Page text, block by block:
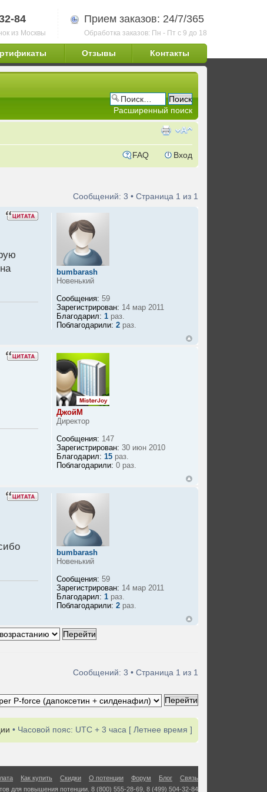
84
из Москвы
Прием заказов: 24/7/365
Обработка заказов: Пн - Пт с 9 до 18
Отзывы Контакты
Расширенный поиск
FAQ Вход
Сообщений: 3 • Страница 1 из 1
bumbarash
Новенький
Сообщения: 59
Зарегистрирован: 14 мар 2011
Благодарил: 1 раз.
Поблагодарили: 2 раз.
ДжойМ
Директор
Сообщения: 147
Зарегистрирован: 30 июн 2010
Благодарил: 15 раз.
Поблагодарили: 0 раз.
bumbarash
Новенький
Сообщения: 59
Зарегистрирован: 14 мар 2011
Благодарил: 1 раз.
Поблагодарили: 2 раз.
Сообщений: 3 • Страница 1 из 1
• Часовой пояс: UTC + 3 часа [ Летнее время ]
Как купить Скидки О потенции Форум Блог
Связь
для повышения потенции. 8 (800) 555-28-69, 8 (499) 504-32-84